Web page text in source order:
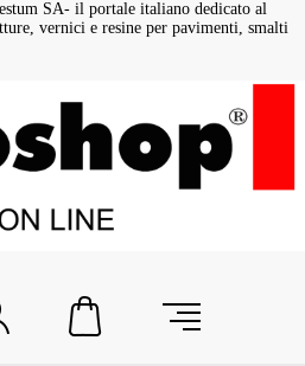
SA- il portale italiano dedicato al
vernici e resine per pavimenti, smalti